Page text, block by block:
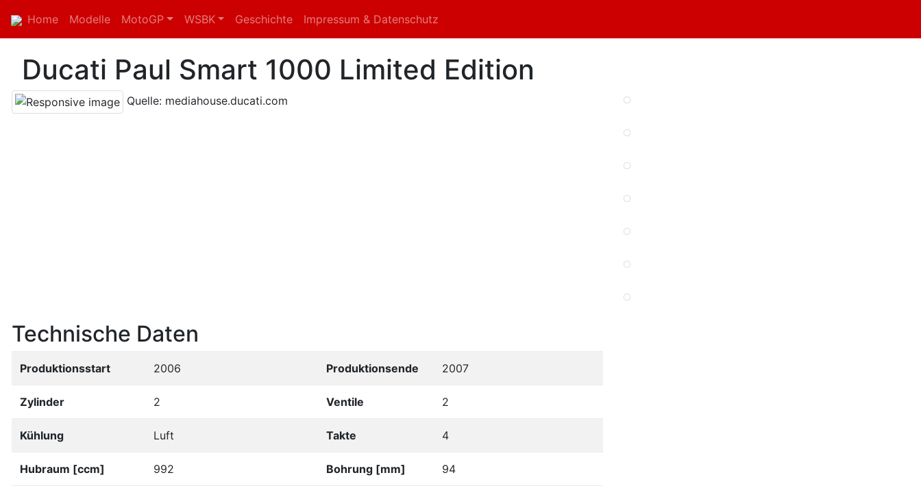
Home Modelle MotoGP WSBK Geschichte Impressum & Datenschutz
Ducati Paul Smart 1000 Limited Edition
Quelle: mediahouse.ducati.com
Technische Daten
Produktionsstart 2006 Produktionsende 2007
Zylinder 2 Ventile 2
Kühlung Luft Takte 4
Hubraum [ccm] 992 Bohrung [mm] 94